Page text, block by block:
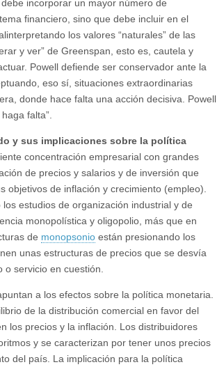
incorporar un mayor número de
financiero, sino que debe incluir en el
los valores “naturales” de las
y ver” de Greenspan, esto es, cautela y
Powell defiende ser conservador ante la
eso sí, situaciones extraordinarias
donde hace falta una acción decisiva. Powell
falta”.
y sus implicaciones sobre la política
concentración empresarial con grandes
de precios y salarios y de inversión que
de inflación y crecimiento (empleo).
estudios de organización industrial y de
monopolística y oligopolio, más que en
de monopsonio están presionando los
unas estructuras de precios que se desvía
servicio en cuestión.
a los efectos sobre la política monetaria.
de la distribución comercial en favor del
los precios y la inflación. Los distribuidores
y se caracterizan por tener unos precios
del país. La implicación para la política